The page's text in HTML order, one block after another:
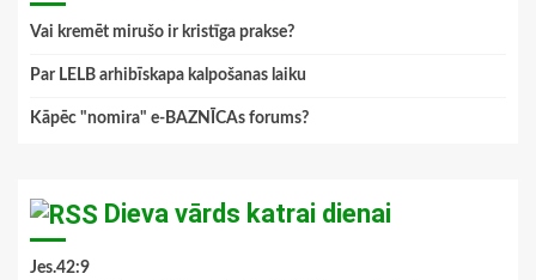
Vai kremēt mirušo ir kristīga prakse?
Par LELB arhibīskapa kalpošanas laiku
Kāpēc "nomira" e-BAZNĪCAs forums?
Dieva vārds katrai dienai
Jes.42:9